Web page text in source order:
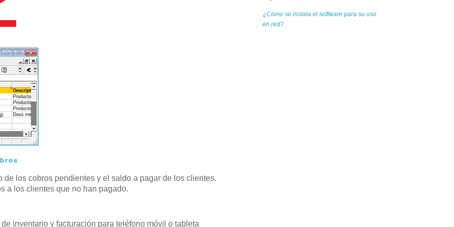
los cobros pendientes y el saldo a pagar de los clientes.
a los clientes que no han pagado.
inventario y facturación para teléfono móvil o tableta
¿Cómo se instala el software para su uso
en red?